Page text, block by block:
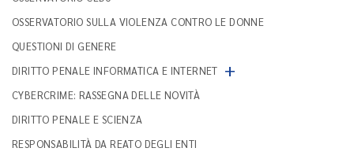
OSSERVATORIO SULLA VIOLENZA CONTRO LE DONNE
QUESTIONI DI GENERE
DIRITTO PENALE INFORMATICA E INTERNET +
CYBERCRIME: RASSEGNA DELLE NOVITÀ
DIRITTO PENALE E SCIENZA
RESPONSABILITÀ DA REATO DEGLI ENTI